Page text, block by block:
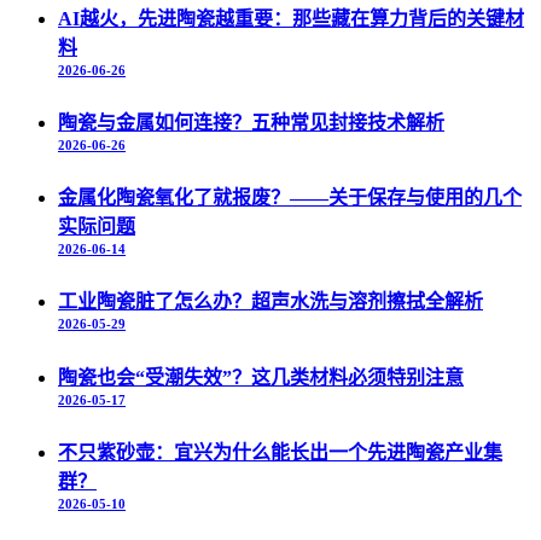
AI越火，先进陶瓷越重要：那些藏在算力背后的关键材
料
2026-06-26
陶瓷与金属如何连接？五种常见封接技术解析
2026-06-26
金属化陶瓷氧化了就报废？——关于保存与使用的几个
实际问题
2026-06-14
工业陶瓷脏了怎么办？超声水洗与溶剂擦拭全解析
2026-05-29
陶瓷也会“受潮失效”？这几类材料必须特别注意
2026-05-17
不只紫砂壶：宜兴为什么能长出一个先进陶瓷产业集
群？
2026-05-10